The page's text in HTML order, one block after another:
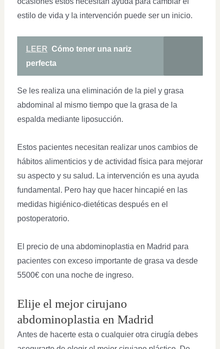
estilo de vida y la intervención puede ser un inicio.
LEER Cómo tener una nariz
perfecta
Se les realiza una eliminación de la piel y grasa
abdominal al mismo tiempo que la grasa de la
espalda mediante liposucción.
Estos pacientes necesitan realizar unos cambios de
hábitos alimenticios y de actividad física para mejorar
su aspecto y su salud. La intervención es una ayuda
fundamental. Pero hay que hacer hincapié en las
medidas higiénico-dietéticas después en el
postoperatorio.
El precio de una abdominoplastia en Madrid para
pacientes con exceso importante de grasa va desde
5500€ con una noche de ingreso.
Elije el mejor cirujano
abdominoplastia en Madrid
Antes de hacerte esta o cualquier otra cirugía debes